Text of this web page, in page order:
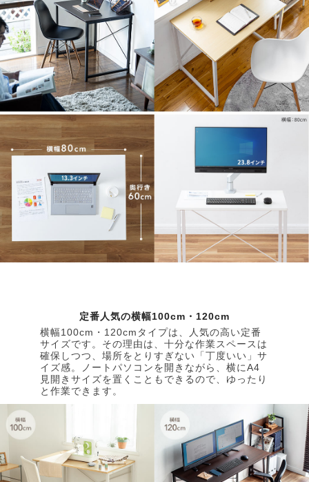
定番人気の横幅100cm・120cm
横幅100cm・120cmタイプは、人気の高い定番
サイズです。その理由は、十分な作業スペースは
確保しつつ、場所をとりすぎない「丁度いい」サ
イズ感。ノートパソコンを開きながら、横にA4
見開きサイズを置くこともできるので、ゆったり
と作業できます。